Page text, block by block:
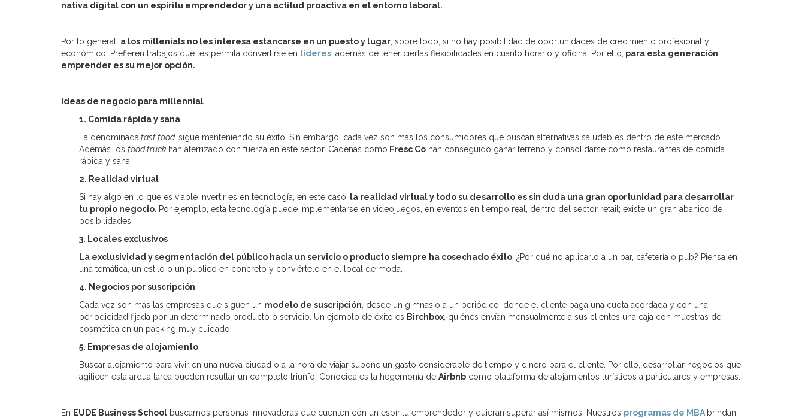
nativa digital con un espíritu emprendedor y una actitud proactiva en el entorno laboral.
Por lo general, a los millenials no les interesa estancarse en un puesto y lugar , sobre todo, si no hay posibilidad de oportunidades de crecimiento profesional y
económico. Prefieren trabajos que les permita convertirse en líderes , además de tener ciertas flexibilidades en cuanto horario y oficina. Por ello, para esta generación
emprender es su mejor opción.
Ideas de negocio para millennial
1. Comida rápida y sana
La denominada fast food sigue manteniendo su éxito. Sin embargo, cada vez son más los consumidores que buscan alternativas saludables dentro de este mercado.
Además los food truck han aterrizado con fuerza en este sector. Cadenas como Fresc Co han conseguido ganar terreno y consolidarse como restaurantes de comida
rápida y sana.
2. Realidad virtual
Si hay algo en lo que es viable invertir es en tecnología, en este caso,
la realidad virtual y todo su desarrollo es sin duda una gran oportunidad para desarrollar
tu propio negocio . Por ejemplo, esta tecnología puede implementarse en videojuegos, en eventos en tiempo real, dentro del sector retail; existe un gran abanico de
posibilidades.
3. Locales exclusivos
La exclusividad y segmentación del público hacia un servicio o producto siempre ha cosechado éxito . ¿Por qué no aplicarlo a un bar, cafetería o pub? Piensa en
una temática, un estilo o un público en concreto y conviértelo en el local de moda.
4. Negocios por suscripción
Cada vez son más las empresas que siguen un modelo de suscripción , desde un gimnasio a un periódico, donde el cliente paga una cuota acordada y con una
periodicidad fijada por un determinado producto o servicio. Un ejemplo de éxito es Birchbox , quiénes envían mensualmente a sus clientes una caja con muestras de
cosmética en un packing muy cuidado.
5. Empresas de alojamiento
Buscar alojamiento para vivir en una nueva ciudad o a la hora de viajar supone un gasto considerable de tiempo y dinero para el cliente. Por ello, desarrollar negocios que
agilicen esta ardua tarea pueden resultar un completo triunfo. Conocida es la hegemonía de Airbnb como plataforma de alojamientos turísticos a particulares y empresas.
En EUDE Business School buscamos personas innovadoras que cuenten con un espíritu emprendedor y quieran superar así mismos. Nuestros programas de MBA brindan